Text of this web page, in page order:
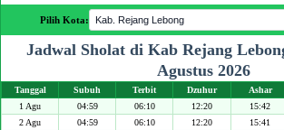
Pilih Kota:
Jadwal Sholat di Kab Rejang
Agustus 2026
Tanggal Subuh Terbit Dzuhur Ashar
1 Agu
04:59 06:10 12:20 15:42
2 Agu
04:59 06:10 12:20 15:41